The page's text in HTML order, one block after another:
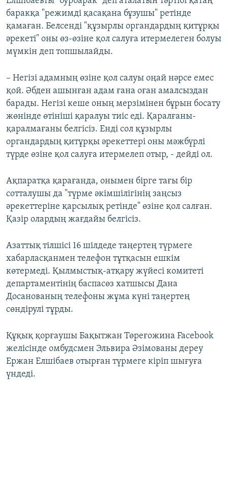
баракқа "режимді қасақана бұзушы" ретінде
қамаған. Белсенді "құзырлы органдардың қитұрқы
әрекеті" оны өз-өзіне қол салуға итермелеген болуы
мүмкін деп топшылайды.
– Негізі адамның өзіне қол салуы оңай нәрсе емес
қой. Әбден ашынған адам ғана оған амалсыздан
барады. Негізі кеше оның мерзімінен бұрын босату
жөнінде өтініші қаралуы тиіс еді. Қаралғаны-
қаралмағаны белгісіз. Енді сол құзырлы
органдардың қитұрқы әрекеттері оны мәжбүрлі
түрде өзіне қол салуға итермелеп отыр, - дейді ол.
Ақпаратқа қарағанда, онымен бірге тағы бір
сотталушы да "түрме әкімшілігінің заңсыз
әрекеттеріне қарсылық ретінде" өзіне қол салған.
Қазір олардың жағдайы белгісіз.
Азаттық тілшісі 16 шілдеде таңертең түрмеге
хабарласқанмен телефон тұтқасын ешкім
көтермеді. Қылмыстық-атқару жүйесі комитеті
департаментінің баспасөз хатшысы Дана
Досанованың телефоны жұма күні таңертең
сөндірулі тұрды.
Құқық қорғаушы Бақытжан Төреғожина Facebook
желісінде омбудсмен Эльвира Әзімованы дереу
Ержан Елшібаев отырған түрмеге кіріп шығуға
үндеді.